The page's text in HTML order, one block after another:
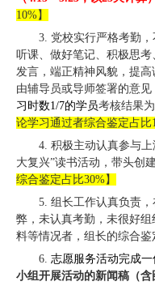
10%】
3. 党校实行严格考勤
听课、做好笔记、积极思
发言，端正精神风貌，提
由辅导员或导师签署的意见
习时数1/7的学员考核结果
论学习通过者综合鉴定占比
4. 积极主动认真参与
大复兴”读书活动，带头创
综合鉴定占比30%】
5. 组长工作认真负责
弊，未认真考勤，未很好
料等情况者，组长的综合鉴
6. 志愿服务活动完成一
小组开展活动的新闻稿（